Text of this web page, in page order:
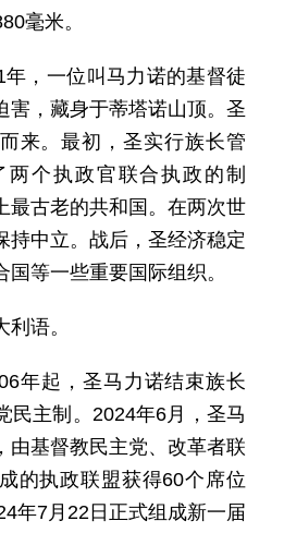
毫米。
，一位叫马力诺的基督徒
害，藏身于蒂塔诺山顶。圣
来。最初，圣实行族长管
两个执政官联合执政的制
最古老的共和国。在两次世
持中立。战后，圣经济稳定
等一些重要国际组织。
语。
年起，圣马力诺结束族长
民主制。2024年6月，圣马
由基督教民主党、改革者联
的执政联盟获得60个席位
年7月22日正式组成新一届